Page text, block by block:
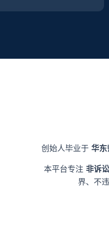
创始人毕业于 华东
本平台专注 非诉
界、不